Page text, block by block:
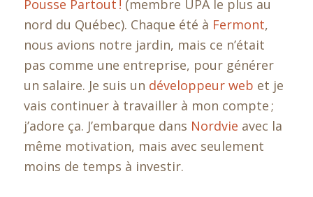
Pousse Partout ! (membre UPA le plus au
nord du Québec). Chaque été à Fermont,
nous avions notre jardin, mais ce n’était
pas comme une entreprise, pour générer
un salaire. Je suis un développeur web et je
vais continuer à travailler à mon compte ;
j’adore ça. J’embarque dans Nordvie avec la
même motivation, mais avec seulement
moins de temps à investir.